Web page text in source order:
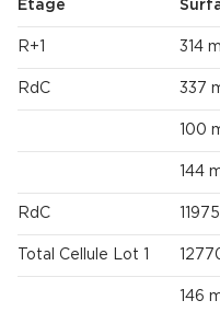
Étage
R+1 314
RdC 337
100
144
RdC
Total Cellule Lot 1
146